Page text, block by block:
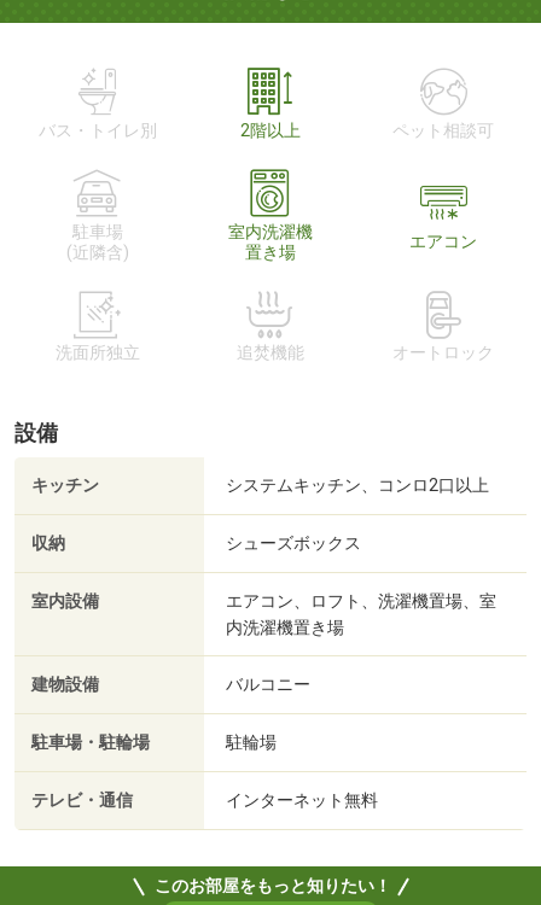
バス・トイレ別 2階以上 ペット相談可
駐車場
(近隣含)
室内洗濯機
置き場
エアコン
洗面所独立 追焚機能 オートロック
設備
キッチン システムキッチン、コンロ2口以上
収納 シューズボックス
室内設備
エアコン、ロフト、洗濯機置場、室
内洗濯機置き場
建物設備 バルコニー
駐車場・駐輪場 駐輪場
テレビ・通信 インターネット無料
このお部屋をもっと知りたい！